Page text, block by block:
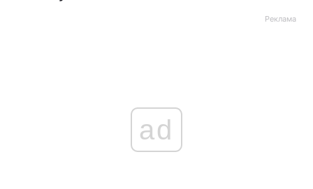
Реклама
ad